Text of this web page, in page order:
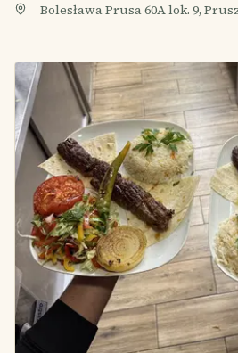
Bolesława Prusa 60A lok. 9,